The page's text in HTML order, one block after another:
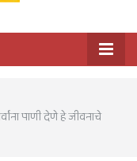
C News
Marathi
पाणी देणे हे जीवनाचे